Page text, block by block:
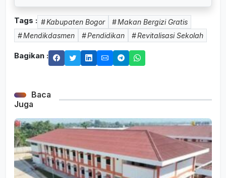
Tags : Kabupaten Bogor
Makan Bergizi Gratis
Mendikdasmen
Pendidikan Revitalisasi Sekolah
Bagikan :
Baca
Juga